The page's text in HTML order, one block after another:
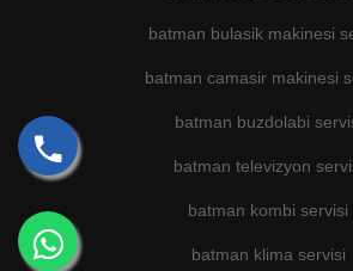
batman bulasik makinesi
batman camasir makinesi
batman buzdolabi
batman televizyon
batman kombi servisi
batman klima servisi